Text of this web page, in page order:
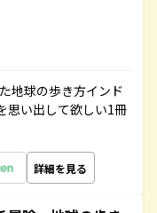
地球の歩き方インド
い出して欲しい1冊
詳細を見る